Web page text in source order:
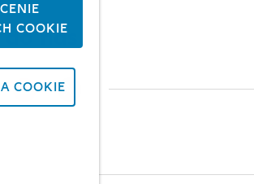
nas
COOKIE
COOKIE